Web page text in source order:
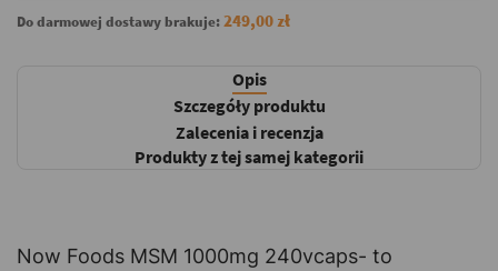
Do darmowej dostawy brakuje:249,00 zł
Opis
Szczegóły produktu
Zalecenia i recenzja
Produkty z tej samej kategorii
Now Foods MSM 1000mg 240vcaps- to